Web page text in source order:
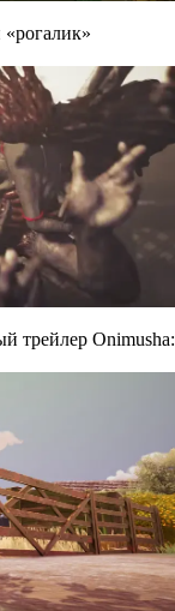
трейлер Onimusha: